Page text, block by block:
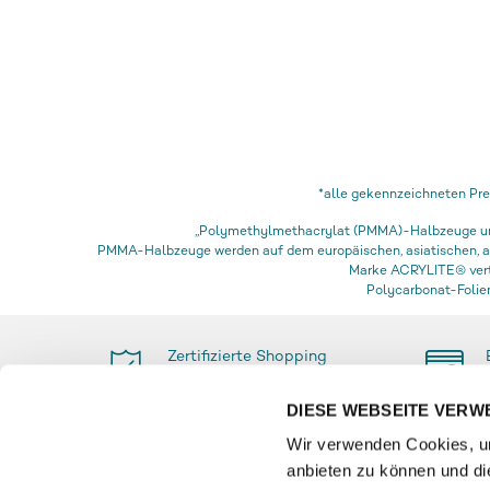
DIESE WEBSEITE
Wir verwenden Cookies,
anbieten zu können und
*alle gekennzeichneten
„Polymethylmethacrylat (PMMA)-Halbzeuge
PMMA-Halbzeuge werden auf dem europäischen,
Marke ACRYLITE®
Polycarbonat-
Zertifizierte Shopping